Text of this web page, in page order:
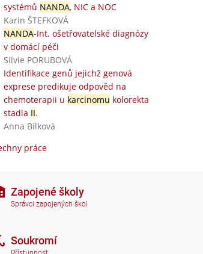
systémů NANDA, NIC a NOC
Karin ŠTEFKOVÁ
NANDA-Int. ošetřovatelské diagnózy
v domácí péči
Silvie PORUBOVÁ
Identifikace genů jejichž genová
exprese predikuje odpověd na
chemoterapii u karcinomu kolorekta
stadia II.
Anna Bílková
práce
Zapojené školy
Správci zapojených škol
Soukromí